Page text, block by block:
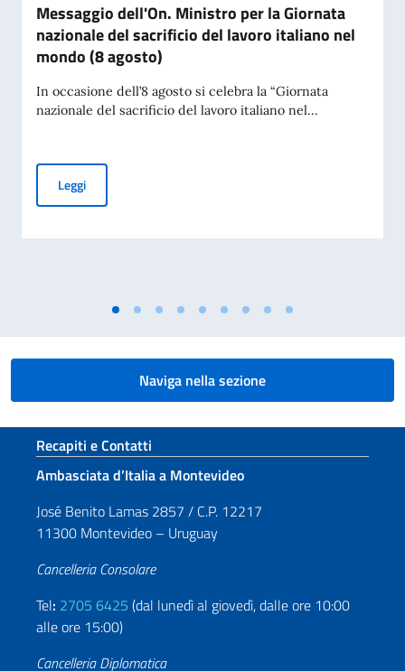
Messaggio dell'On. Ministro per la Giornata
nazionale del sacrificio del lavoro italiano nel
mondo (8 agosto)
In occasione dell’8 agosto si celebra la “Giornata
nazionale del sacrificio del lavoro italiano nel...
LeggiMessaggio dell'On. Ministro per la Giornata nazionale del
Naviga nella sezione
Sezione footer
Recapiti e Contatti
Ambasciata d’Italia a Montevideo
José Benito Lamas 2857 / C.P. 12217
11300 Montevideo – Uruguay
Cancelleria Consolare
Tel: 2705 6425 (dal lunedì al giovedì, dalle ore 10:00
alle ore 15:00)
Cancelleria Diplomatica